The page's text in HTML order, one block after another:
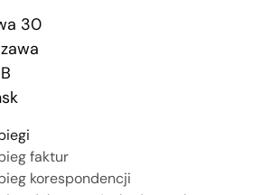
30
faktur
korespondencji